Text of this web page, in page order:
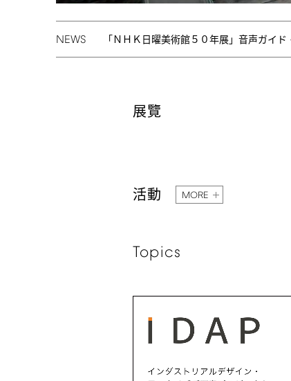
NEWS 「ＮＨＫ日曜美術館５０年展」音声ガイ
展覽
活動 MORE
Topics